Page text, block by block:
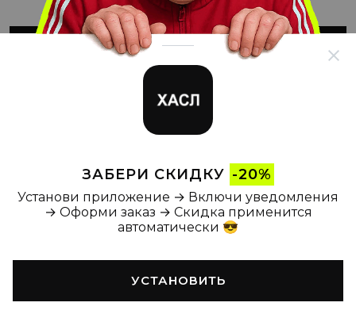
ЗАБЕРИ СКИДКУ -20%
Установи приложение → Включи уведомления
→ Оформи заказ → Скидка применится
автоматически 😎
УСТАНОВИТЬ
ВЕРНУТЬСЯ НА ГЛАВНУЮ
Главная Каталог Корзина Новости Профиль